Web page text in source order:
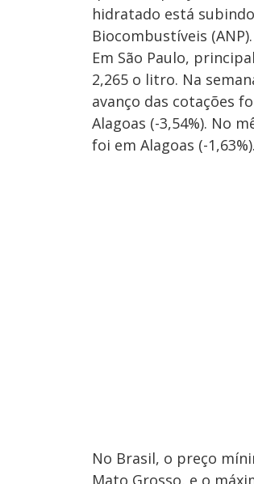
hidratado está
Biocombustíveis (ANP).
Em São Paulo,
2,265 o litro. Na
avanço das cotações
Alagoas (-3,54%). No
foi em Alagoas (-1,63%).
No Brasil, o preço
Mato Grosso, e o